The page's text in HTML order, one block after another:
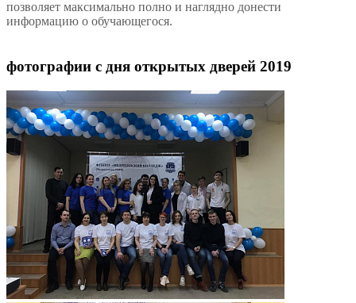
позволяет максимально полно и наглядно донести
информацию о обучающегося.
фотографии с дня открытых дверей 2019